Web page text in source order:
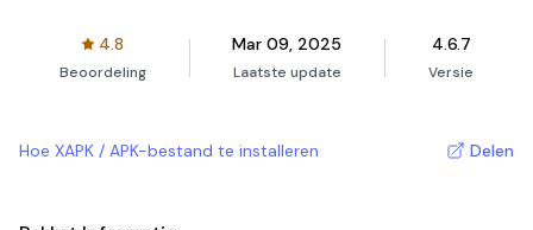
4.8
Beoordeling
Mar 09, 2025
Laatste update
4.6.7
Versie
Hoe XAPK / APK-bestand te installeren Delen